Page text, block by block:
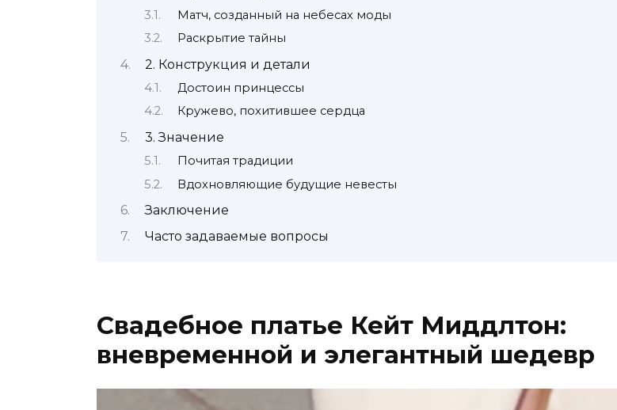
Матч, созданный на небесах моды
Раскрытие тайны
2. Конструкция и детали
Достоин принцессы
Кружево, похитившее сердца
3. Значение
Почитая традиции
Вдохновляющие будущие невесты
Заключение
Часто задаваемые вопросы
Свадебное платье Кейт Миддлтон:
вневременной и элегантный шедевр